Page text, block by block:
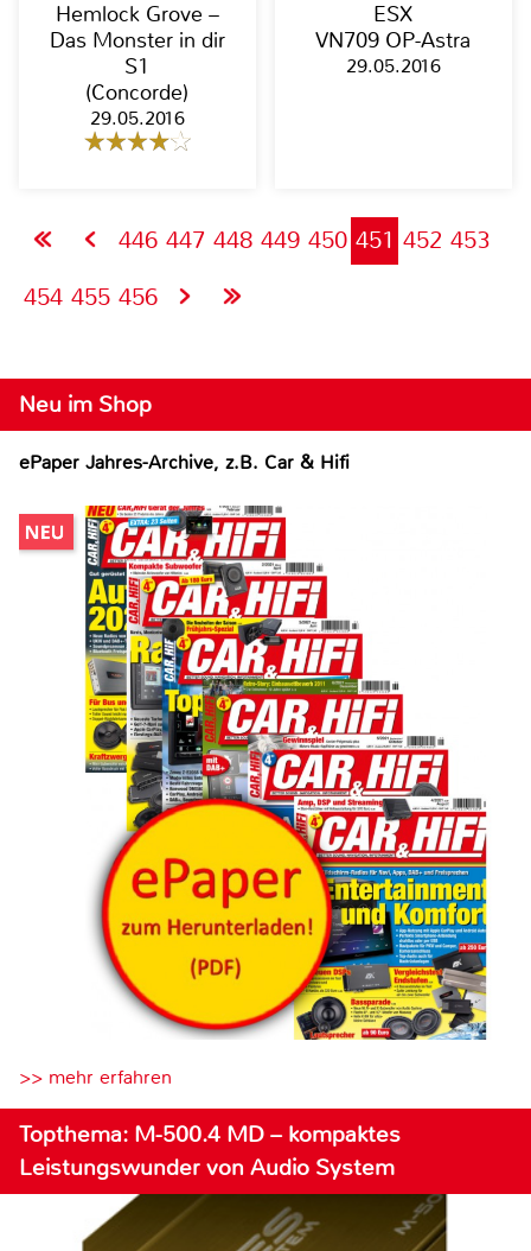
Hemlock Grove –
Das Monster in dir
S1
(Concorde)
29.05.2016
ESX
VN709 OP-Astra
29.05.2016
446 447 448 449 450 451 452 453
454 455 456
Neu im Shop
ePaper Jahres-Archive, z.B. Car & Hifi
>> mehr erfahren
Topthema: M-500.4 MD – kompaktes
Leistungswunder von Audio System